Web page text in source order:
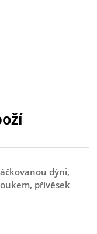
dýni,
přívěsek